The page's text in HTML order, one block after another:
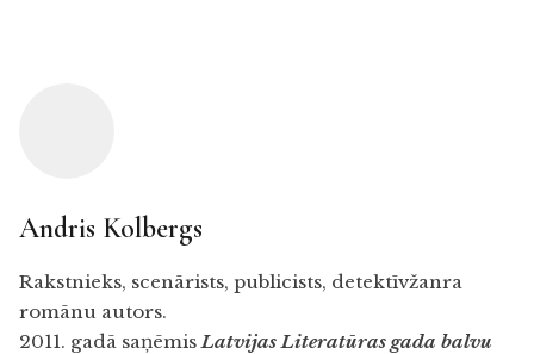
Andris Kolbergs
Rakstnieks, scenārists, publicists, detektīvžanra
romānu autors.
2011. gadā saņēmisLatvijas Literatūras gada balvu